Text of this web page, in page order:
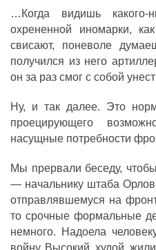
…Когда видишь
охрененной иномарки,
свисают, поневоле
получился из него
он за раз смог с собой
Ну, и так далее. Это
проецирующего
насущные потребности
Мы прервали беседу,
— начальнику штаба
отправлявшемуся на
то срочные формальные
немного. Надоела
вой­ну. Высокий, худой,